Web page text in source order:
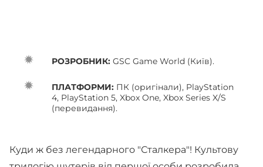
РОЗРОБНИК: GSC Game World (Київ).
ПЛАТФОРМИ: ПК (оригінали), PlayStation
4, PlayStation 5, Xbox One, Xbox Series X/S
(перевидання).
Куди ж без легендарного "Сталкера"! Культову